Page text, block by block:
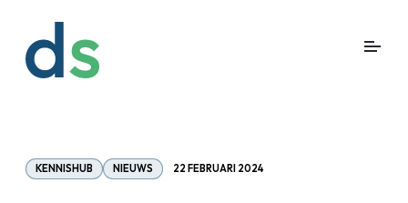
KENNISHUB NIEUWS 22 FEBRUARI 2024